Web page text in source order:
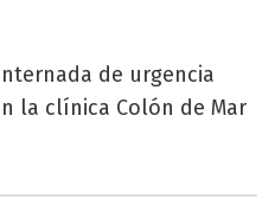
de urgencia
la clínica Colón de Mar